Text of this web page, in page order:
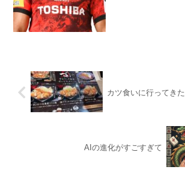
カツ食いに行ってきた
AIの進化がすごすぎて